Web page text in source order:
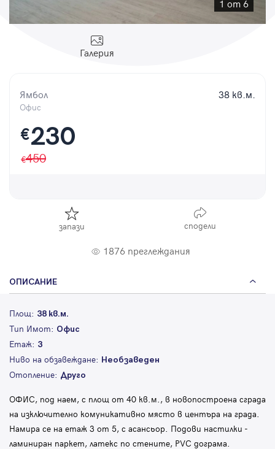
1 от 6
Галерия
Ямбол
Офис
38 кв.м.
€230
450
запази сподели
1876 преглеждания
ОПИСАНИЕ
Площ: 38 кв.м.
Тип Имот: Офис
Етаж: 3
Ниво на обзавеждане: Необзаведен
Отопление: Друго
ОФИС, под наем, с площ от 40 кв.м., в новопостроена сграда
на изключително комуникативно място в центъра на града.
Намира се на етаж 3 от 5, с асансьор. Подови настилки -
ламиниран паркет, латекс по стените, PVC дограма.